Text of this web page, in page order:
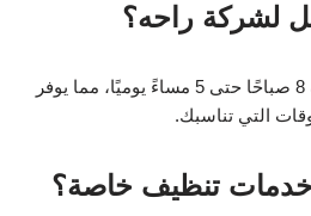
لشركة راحه؟
تعمل شركة راحه من الساعة 8 صباحًا حتى 5 مساءً يوميًا، مما يوفر
التي تناسبك.
تنظيف خاصة؟